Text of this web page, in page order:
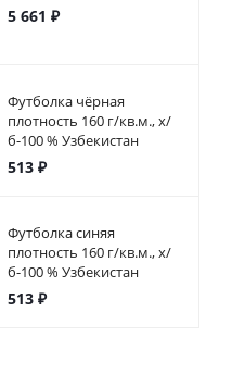
5 661 ₽
Футболка чёрная
плотность 160 г/кв.м., х/
б-100 % Узбекистан
513 ₽
Футболка синяя
плотность 160 г/кв.м., х/
б-100 % Узбекистан
513 ₽